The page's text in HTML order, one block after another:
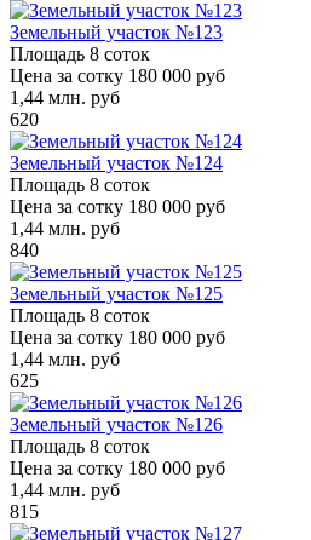
Земельный участок №123
Площадь 8 соток
Цена за сотку 180 000 руб
1,44 млн. руб
620
Земельный участок №124
Площадь 8 соток
Цена за сотку 180 000 руб
1,44 млн. руб
840
Земельный участок №125
Площадь 8 соток
Цена за сотку 180 000 руб
1,44 млн. руб
625
Земельный участок №126
Площадь 8 соток
Цена за сотку 180 000 руб
1,44 млн. руб
815